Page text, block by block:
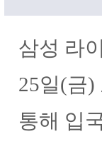
삼성 라
25일(금)
통해 입